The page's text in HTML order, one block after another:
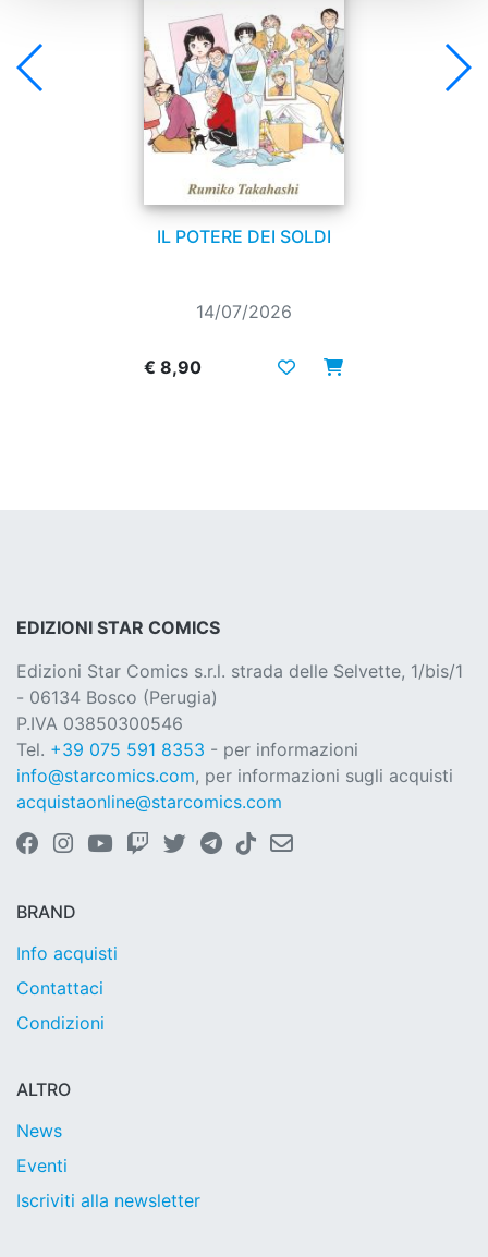
IL POTERE DEI SOLDI
14/07/2026
€ 8,90
EDIZIONI STAR COMICS
Edizioni Star Comics s.r.l. strada delle Selvette, 1/bis/1
- 06134 Bosco (Perugia)
P.IVA 03850300546
Tel. +39 075 591 8353 - per informazioni
info@starcomics.com, per informazioni sugli acquisti
acquistaonline@starcomics.com
BRAND
Info acquisti
Contattaci
Condizioni
ALTRO
News
Eventi
Iscriviti alla newsletter